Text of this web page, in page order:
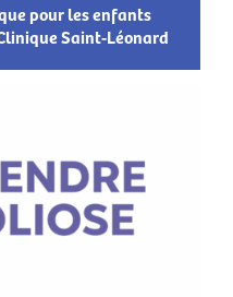
pour les enfants
Saint-Léonard